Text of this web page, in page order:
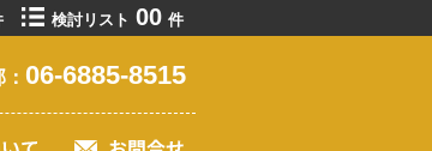
検討リスト 00 件
06-6885-8515